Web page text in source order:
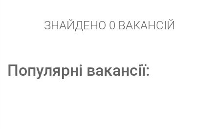
ЗНАЙДЕНО 0 ВАКАНСІЙ
Популярні вакансії: